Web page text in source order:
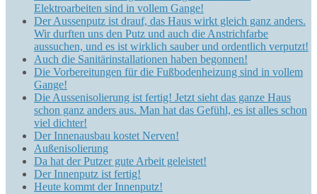
Elektroarbeiten sind in vollem Gange!
Der Aussenputz ist drauf, das Haus wirkt gleich ganz anders.
Wir durften uns den Putz und auch die Anstrichfarbe
aussuchen, und es ist wirklich sauber und ordentlich verputzt!
Auch die Sanitärinstallationen haben begonnen!
Die Vorbereitungen für die Fußbodenheizung sind in vollem
Gange!
Die Aussenisolierung ist fertig! Jetzt sieht das ganze Haus
schon ganz anders aus. Man hat das Gefühl, es ist alles schon
viel dichter!
Der Innenausbau kostet Nerven!
Außenisolierung
Da hat der Putzer gute Arbeit geleistet!
Der Innenputz ist fertig!
Heute kommt der Innenputz!